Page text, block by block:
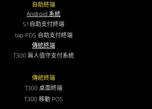
自助終端
Android 系統
S1自助支付終端
tap-POS 自助支付終端
傳統終端
T300 無人值守支付系統
傳統終端
T300 桌面終端
T300 移動 POS